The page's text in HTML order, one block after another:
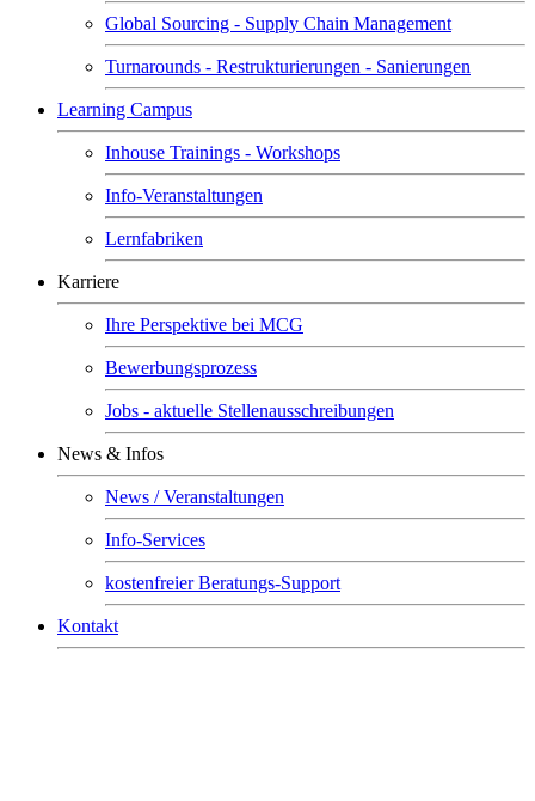
Global Sourcing - Supply Chain Management
Turnarounds - Restrukturierungen - Sanierungen
Learning Campus
Inhouse Trainings - Workshops
Info-Veranstaltungen
Lernfabriken
Karriere
Ihre Perspektive bei MCG
Bewerbungsprozess
Jobs - aktuelle Stellenausschreibungen
News & Infos
News / Veranstaltungen
Info-Services
kostenfreier Beratungs-Support
Kontakt